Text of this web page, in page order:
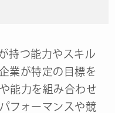
持つ能力やスキル
業が特定の目標を
能力を組み合わせ
フォーマンスや競